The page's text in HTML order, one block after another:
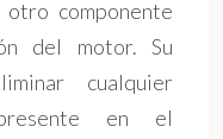
componente
del motor. Su
cualquier
en el